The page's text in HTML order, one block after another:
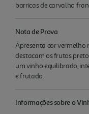
barricas de carvalho
Nota de Prova
Apresenta cor vermelho
destacam os frutos
um vinho equilibrado,
e frutado.
Informações sobre o